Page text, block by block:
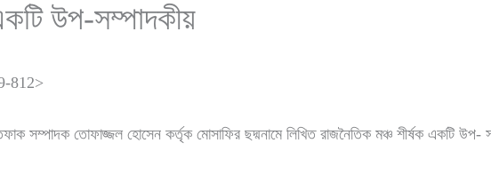
উপ-সম্পাদকীয়
812>
সম্পাদক তোফাজ্জল হোসেন কর্তৃক মোসাফির ছদ্মনামে লিখিত রাজনৈতিক মঞ্চ শীর্ষক একটি উপ-